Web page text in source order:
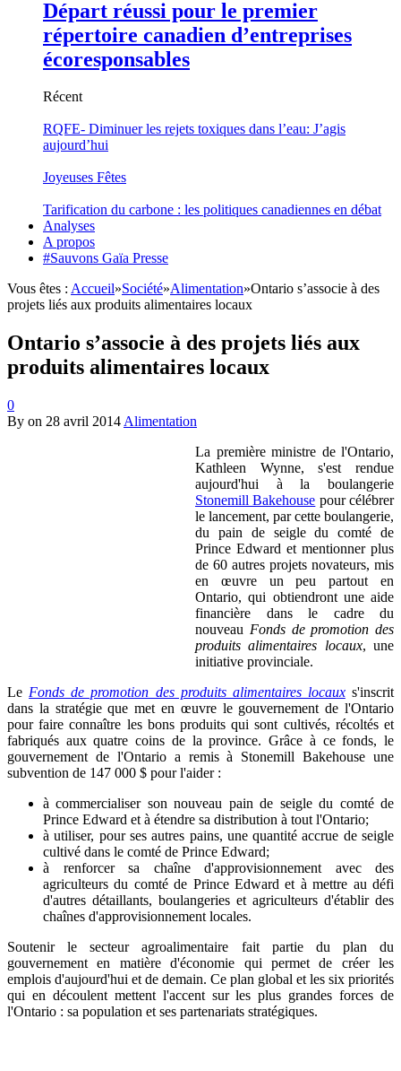
Départ réussi pour le premier
répertoire canadien d’entreprises
écoresponsables
Récent
RQFE- Diminuer les rejets toxiques dans l’eau: J’agis
aujourd’hui
Joyeuses Fêtes
Tarification du carbone : les politiques canadiennes en débat
Analyses
A propos
#Sauvons Gaïa Presse
Vous êtes : Accueil»Société»Alimentation»Ontario s’associe à des
projets liés aux produits alimentaires locaux
Ontario s’associe à des projets liés aux
produits alimentaires locaux
0
By on 28 avril 2014 Alimentation
La première ministre de l'Ontario,
Kathleen Wynne, s'est rendue
aujourd'hui à la boulangerie
Stonemill Bakehouse pour célébrer
le lancement, par cette boulangerie,
du pain de seigle du comté de
Prince Edward et mentionner plus
de 60 autres projets novateurs, mis
en œuvre un peu partout en
Ontario, qui obtiendront une aide
financière dans le cadre du
nouveau Fonds de promotion des
produits alimentaires locaux, une
initiative provinciale.
Le Fonds de promotion des produits alimentaires locauxs'inscrit
dans la stratégie que met en œuvre le gouvernement de l'Ontario
pour faire connaître les bons produits qui sont cultivés, récoltés et
fabriqués aux quatre coins de la province. Grâce à ce fonds, le
gouvernement de l'Ontario a remis à Stonemill Bakehouse une
subvention de 147 000 $ pour l'aider :
à commercialiser son nouveau pain de seigle du comté de
Prince Edward et à étendre sa distribution à tout l'Ontario;
à utiliser, pour ses autres pains, une quantité accrue de seigle
cultivé dans le comté de Prince Edward;
à renforcer sa chaîne d'approvisionnement avec des
agriculteurs du comté de Prince Edward et à mettre au défi
d'autres détaillants, boulangeries et agriculteurs d'établir des
chaînes d'approvisionnement locales.
Soutenir le secteur agroalimentaire fait partie du plan du
gouvernement en matière d'économie qui permet de créer les
emplois d'aujourd'hui et de demain. Ce plan global et les six priorités
qui en découlent mettent l'accent sur les plus grandes forces de
l'Ontario : sa population et ses partenariats stratégiques.